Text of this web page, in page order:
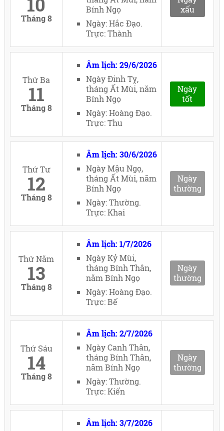
Tháng 8
Bính Ngọ
Ngày: Hắc Đạo.
Trực: Thành
xấu
Thứ Ba
11
Tháng 8
Âm lịch: 29/6/2026
Ngày Đinh Tỵ,
tháng Ất Mùi, năm
Bính Ngọ
Ngày: Hoàng Đạo.
Trực: Thu
Ngày
tốt
Thứ Tư
12
Tháng 8
Âm lịch: 30/6/2026
Ngày Mậu Ngọ,
tháng Ất Mùi, năm
Bính Ngọ
Ngày: Thường.
Trực: Khai
Ngày
thường
Thứ Năm
13
Tháng 8
Âm lịch: 1/7/2026
Ngày Kỷ Mùi,
tháng Bính Thân,
năm Bính Ngọ
Ngày: Hoàng Đạo.
Trực: Bế
Ngày
thường
Thứ Sáu
14
Tháng 8
Âm lịch: 2/7/2026
Ngày Canh Thân,
tháng Bính Thân,
năm Bính Ngọ
Ngày: Thường.
Trực: Kiến
Ngày
thường
Âm lịch: 3/7/2026